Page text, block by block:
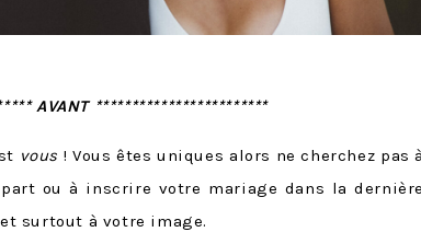
AVANT ************************
vous ! Vous êtes uniques alors ne cherchez pas à
ou à inscrire votre mariage dans la dernière
surtout à votre image.